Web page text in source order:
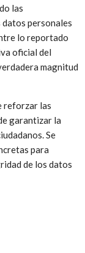
las
personales
lo reportado
oficial del
magnitud
reforzar las
garantizar la
Se
para
de los datos